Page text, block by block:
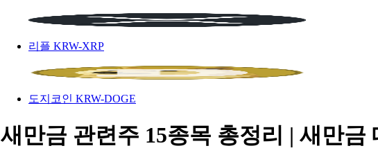
리플 KRW-XRP
도지코인 KRW-DOGE
새만금 관련주 15종목 총정리 | 새만금